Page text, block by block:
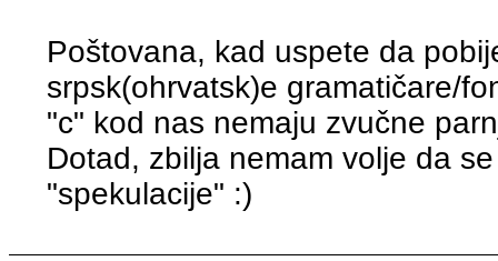
Poštovana, kad uspete da
srpsk(ohrvatsk)e gramatičare/
"c" kod nas nemaju zvučne
Dotad, zbilja nemam volje da
"spekulacije" :)